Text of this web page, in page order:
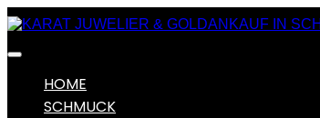
HOME
SCHMUCK